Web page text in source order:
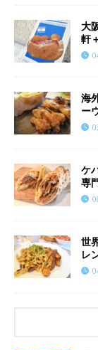
大
軒
海
ー
ケ
専
世
レ